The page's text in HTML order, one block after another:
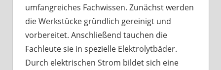
umfangreiches Fachwissen. Zunächst werden
die Werkstücke gründlich gereinigt und
vorbereitet. Anschließend tauchen die
Fachleute sie in spezielle Elektrolytbäder.
Durch elektrischen Strom bildet sich eine